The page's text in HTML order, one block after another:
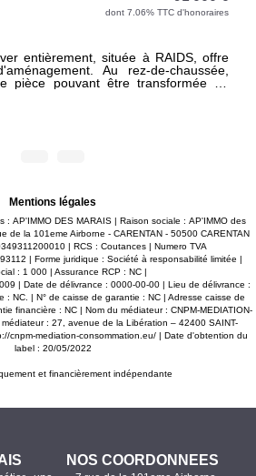
dont 7.06% TTC d'honoraires
entièrement, située à RAIDS, offre
Au rez-de-chaussée,
pièce pouvant être transformée en
Mentions légales
: AP'IMMO DES MARAIS | Raison sociale : AP'IMMO des
de la 101eme Airborne - CARENTAN - 50500 CARENTAN
| RCS : Coutances | Numero TVA
| Forme juridique : Société à responsabilité limitée |
: 1 000 | Assurance RCP : NC |
| Date de délivrance : 0000-00-00 | Lieu de délivrance :
: NC. | N° de caisse de garantie : NC | Adresse caisse de
financière : NC | Nom du médiateur : CNPM-MEDIATION-
médiateur : 27, avenue de la Libération – 42400 SAINT-
cnpm-mediation-consommation.eu/| Date d'obtention du
label : 20/05/2022
et financièrement indépendante
NOS COORDONNÉES